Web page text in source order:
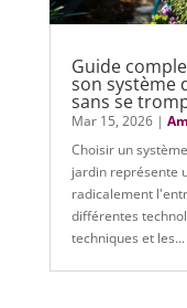
Guide
son système
sans se
Mar 15, 2026|
Choisir un
jardin représente
radicalement
différentes
techniques et les...